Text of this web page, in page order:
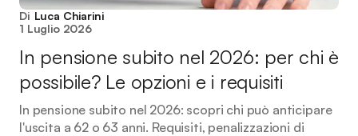
Di Luca Chiarini
1 Luglio 2026
In pensione subito nel 2026: per chi è
possibile? Le opzioni e i requisiti
In pensione subito nel 2026: scopri chi può anticipare
l'uscita a 62 o 63 anni. Requisiti, penalizzazioni di